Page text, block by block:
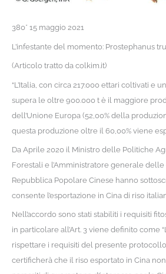
380* 15 maggio 2021
L’infestante del momento: Prostephanus
(Articolo tratto da colkim.it)
“L’Italia, con circa 217.000 ettari coltivati e
supera le oltre 900.000 t è il maggiore
dell’Unione Europa (52,00% della
questa produzione oltre il 60,00% viene
Da Aprile 2020 il Ministro delle Politiche
Forestali e l’Amministratore generale
Repubblica Popolare Cinese hanno
consente l’esportazione in Cina di riso
Nell’accordo sono stati stabiliti i requisiti
in particolare all’Art. 3 viene definito come
rispettare i requisiti del presente
certificherà che il riso esportato in Cina